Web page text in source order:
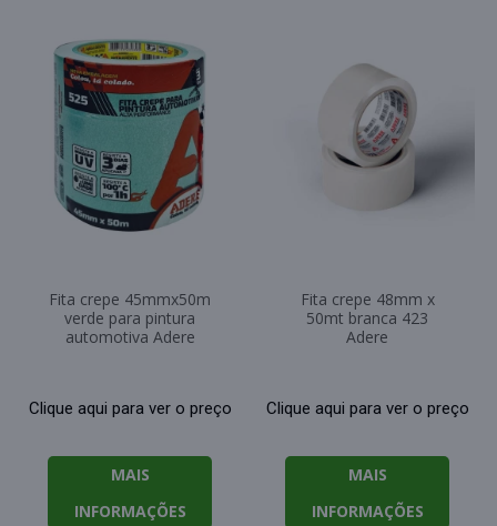
Fita crepe 45mmx50m
verde para pintura
automotiva Adere
Clique aqui para ver o preço
MAIS
INFORMAÇÕES
Fita crepe 48mm x
50mt branca 423
Adere
Clique aqui para ver o preço
MAIS
INFORMAÇÕES